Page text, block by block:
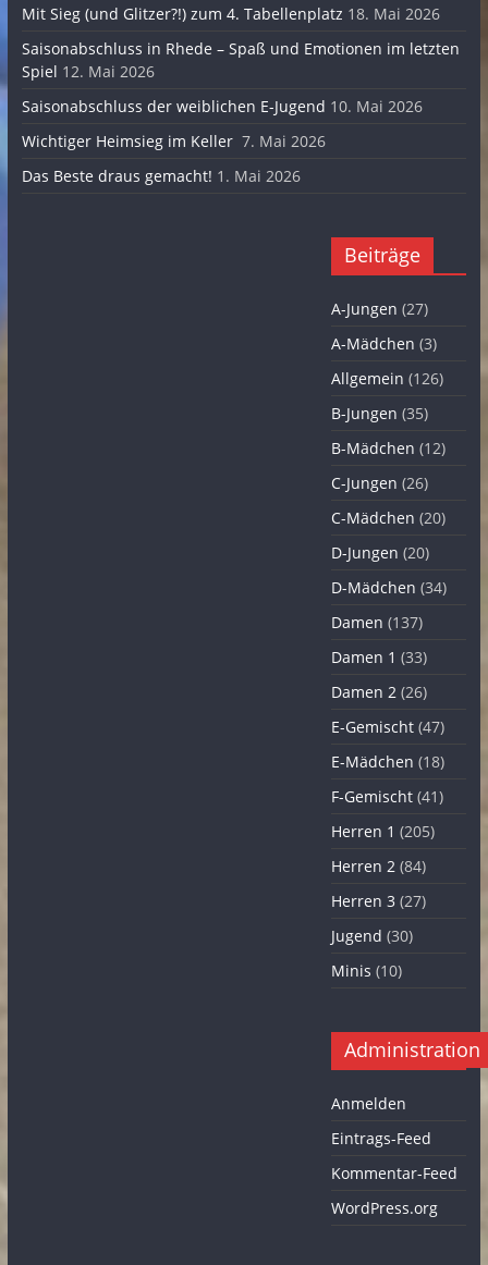
Mit Sieg (und Glitzer?!) zum 4. Tabellenplatz 18. Mai 2026
Saisonabschluss in Rhede – Spaß und Emotionen im letzten
Spiel 12. Mai 2026
Saisonabschluss der weiblichen E-Jugend 10. Mai 2026
Wichtiger Heimsieg im Keller 7. Mai 2026
Das Beste draus gemacht! 1. Mai 2026
Beiträge
A-Jungen (27)
A-Mädchen (3)
Allgemein (126)
B-Jungen (35)
B-Mädchen (12)
C-Jungen (26)
C-Mädchen (20)
D-Jungen (20)
D-Mädchen (34)
Damen (137)
Damen 1 (33)
Damen 2 (26)
E-Gemischt (47)
E-Mädchen (18)
F-Gemischt (41)
Herren 1 (205)
Herren 2 (84)
Herren 3 (27)
Jugend (30)
Minis (10)
Administration
Anmelden
Eintrags-Feed
Kommentar-Feed
WordPress.org